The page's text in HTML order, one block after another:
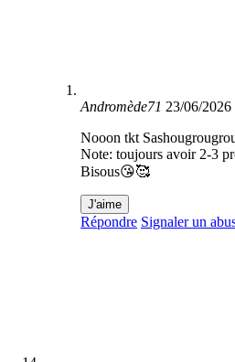
Andromède71 23/06/2026
Nooon tkt
Note: toujours avoir 2-3
Bisous😘🥰
J'aime
Répondre Signaler un